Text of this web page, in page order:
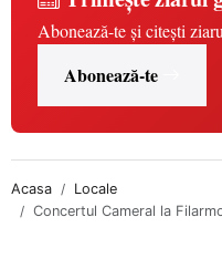
Abonează-te și citești
Abonează-te
Acasa
Locale
Concertul Cameral la